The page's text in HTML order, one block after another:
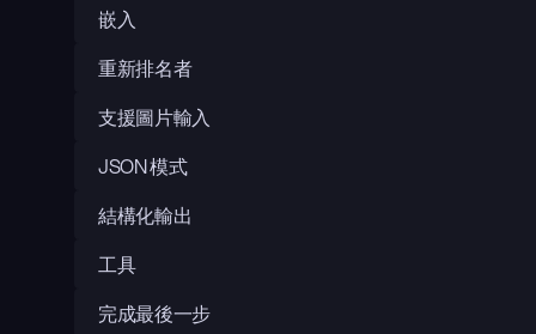
嵌入
重新排名者
支援圖片輸入
JSON 模式
結構化輸出
工具
完成最後一步